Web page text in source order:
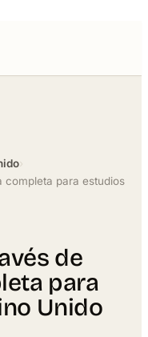
›
completa para estudios
de
para
Unido